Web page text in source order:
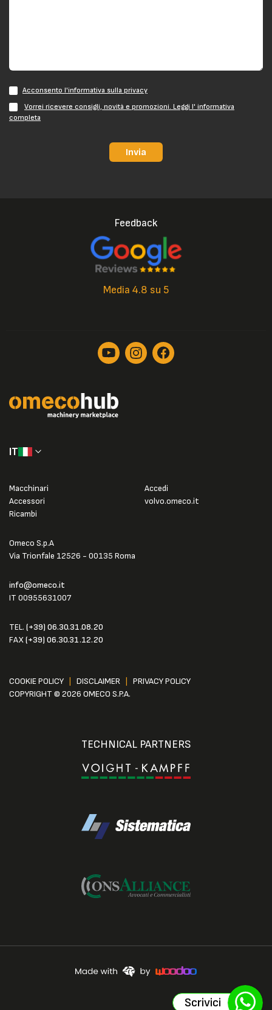
Acconsento l'informativa sulla privacy
Vorrei ricevere consigli, novità e promozioni. Leggi l' informativa
completa
Invia
Feedback
Media 4.8 su 5
IT
Omeco S.p.A
Via Trionfale 12526 - 00135 Roma
info@omeco.it
IT 00955631007
TEL. (+39) 06.30.31.08.20
FAX(+39) 06.30.31.12.20
Macchinari
Accessori
Ricambi
Accedi
volvo.omeco.it
COOKIE POLICY DISCLAIMER
PRIVACY POLICY
COPYRIGHT © 2026 OMECO S.P.A.
TECHNICAL PARTNERS
Scrivici